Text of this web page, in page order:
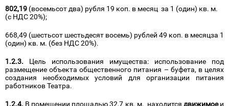
802,19 (восемьсот два) рубля 19 коп. в месяц за 1 (один) кв. м.
(с НДС 20%);
668,49 (шестьсот шестьдесят восемь) рублей 49 коп. в месяцза 1
(один) кв. м. (без НДС 20%).
1.2.3. Цель использования имущества: использование под
размещение объекта общественного питания – буфета, в целях
создания необходимых условий для организации питания
работников Театра.
1.2.4. В помещении площадью 32,7 кв. м. находится движимоеи